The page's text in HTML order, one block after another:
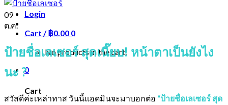
Login
Cart /฿0.00 0
No products in the cart.
0
Cart
09
ต.ค.
ป้ายชื่อเลเซอร์ สุดเนี๊ยบ! หน้าตาเป็นยังไง
นะ ?
สวัสดีค่ะเหล่าทาส วันนี้แอดมินจะมาบอกต่อ “ป้ายชื่อเลเซอร์ สุด